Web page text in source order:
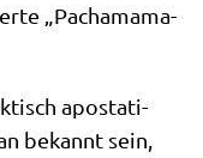
„Pacha­ma­ma-
apo­sta­ti­
bekannt sein,